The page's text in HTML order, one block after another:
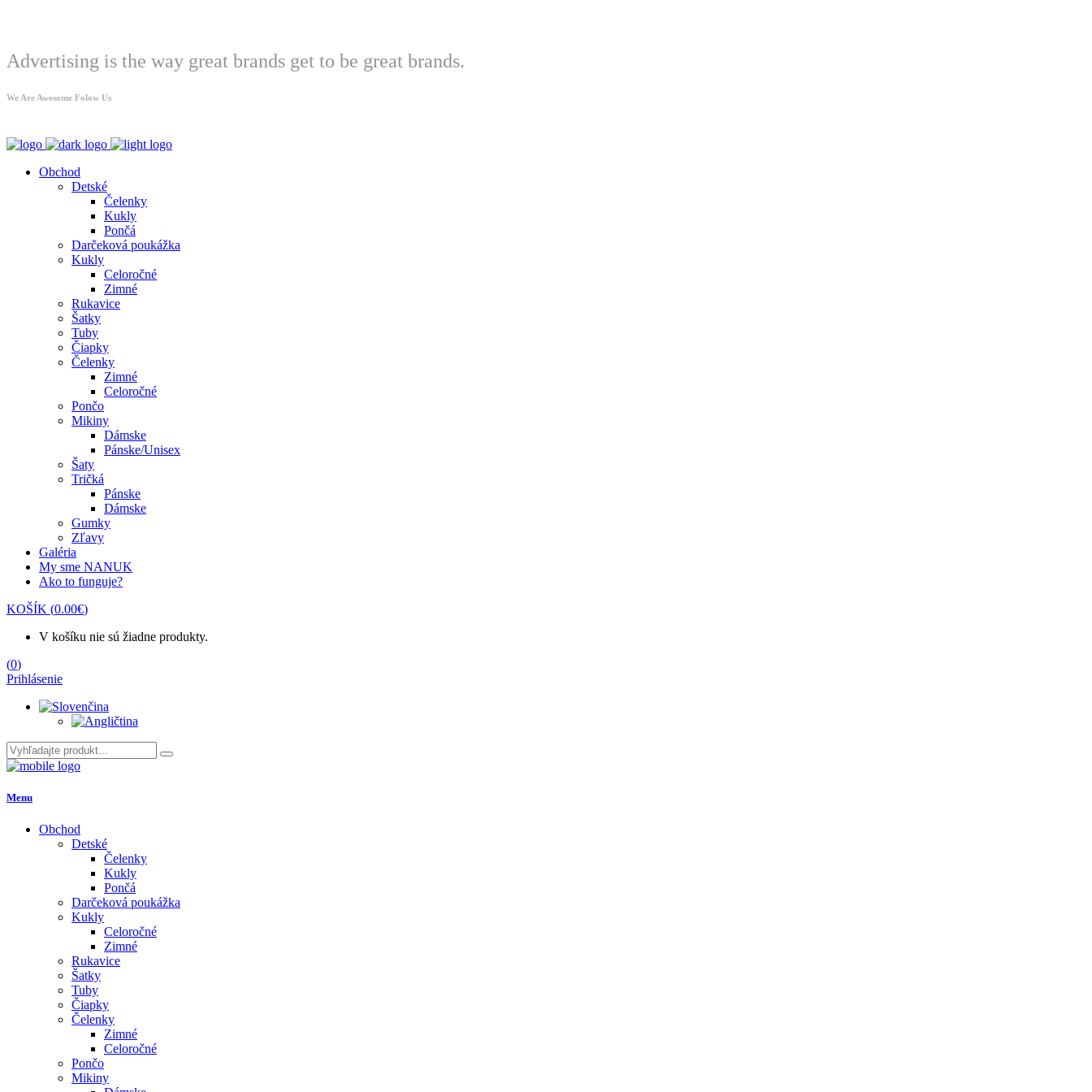
Advertising is the way great brands get to be great brands.
We Are Awesome Folow Us
Obchod
Detské
Čelenky
Kukly
Pončá
Darčeková poukážka
Kukly
Celoročné
Zimné
Rukavice
Šatky
Tuby
Čiapky
Čelenky
Zimné
Celoročné
Pončo
Mikiny
Dámske
Pánske/Unisex
Šaty
Tričká
Pánske
Dámske
Gumky
Zľavy
Galéria
My sme NANUK
Ako to funguje?
KOŠÍK (0.00€)
V košíku nie sú žiadne produkty.
(0)
Prihlásenie
Menu
Obchod
Detské
Čelenky
Kukly
Pončá
Darčeková poukážka
Kukly
Celoročné
Zimné
Rukavice
Šatky
Tuby
Čiapky
Čelenky
Zimné
Celoročné
Pončo
Mikiny